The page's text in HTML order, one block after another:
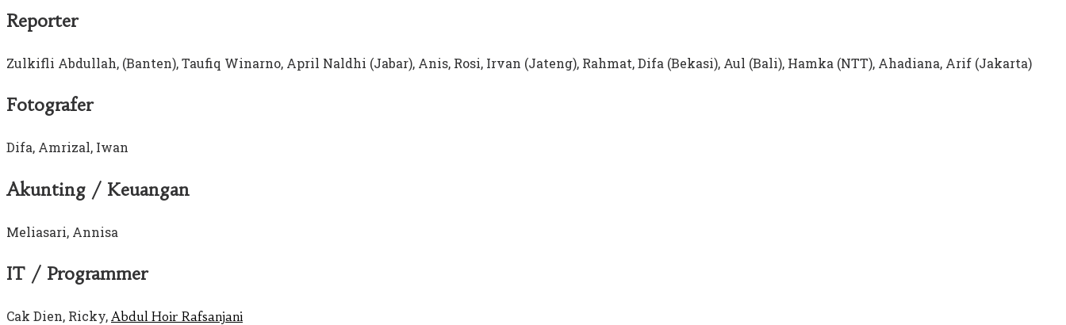
Reporter
Zulkifli Abdullah, (Banten), Taufiq Winarno, April Naldhi (Jabar), Anis, Rosi, Irvan (Jateng), Rahmat, Difa (Bekasi), Aul (Bali), Hamka (NTT), Ahadiana, Arif (Jakarta)
Fotografer
Difa, Amrizal, Iwan
Akunting / Keuangan
Meliasari, Annisa
IT / Programmer
Cak Dien, Ricky, Abdul Hoir Rafsanjani